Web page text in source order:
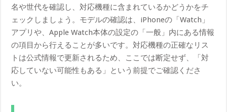
名や世代を確認し、対応機種に含まれているかどうかをチ
ェックしましょう。モデルの確認は、iPhoneの「Watch」
アプリや、Apple Watch本体の設定の「一般」内にある情報
の項目から行えることが多いです。対応機種の正確なリス
トは公式情報で更新されるため、ここでは断定せず、「対
応していない可能性もある」という前提でご確認くださ
い。